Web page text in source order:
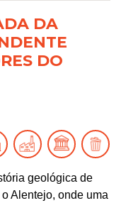
DA
DO
geológica de
Alentejo, onde uma